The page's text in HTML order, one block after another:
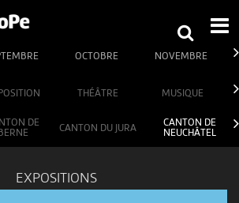
OCTOBRE NOVEMBRE
THÉÂTRE MUSIQUE
DE
BERNE
CANTON DU JURA
CANTON DE
NEUCHÂTEL
EXPOSITIONS